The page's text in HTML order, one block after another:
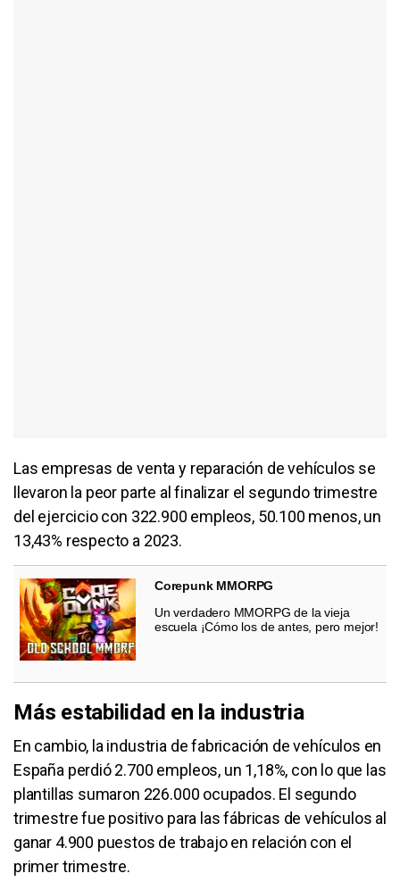
Las empresas de venta y reparación de vehículos se
llevaron la peor parte al finalizar el segundo trimestre
del ejercicio con 322.900 empleos, 50.100 menos, un
13,43% respecto a 2023.
Corepunk MMORPG
Un verdadero MMORPG de la vieja
escuela ¡Cómo los de antes, pero mejor!
Más estabilidad en la industria
En cambio, la industria de fabricación de vehículos en
España perdió 2.700 empleos, un 1,18%, con lo que las
plantillas sumaron 226.000 ocupados. El segundo
trimestre fue positivo para las fábricas de vehículos al
ganar 4.900 puestos de trabajo en relación con el
primer trimestre.